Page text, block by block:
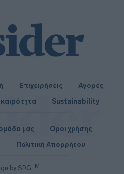
Επιχειρήσεις
Αγορές
Sustainability
by SDGTM
μας
Όροι χρήσης
Πολιτική Απορρήτου